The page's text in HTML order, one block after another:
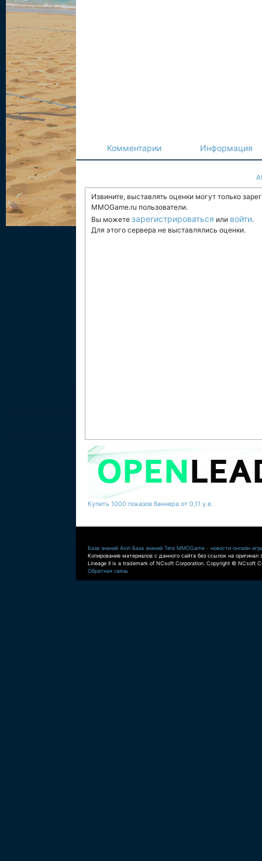
Комментарии Информация
Извините, выставлять оценки могут только
MMOGame.ru пользователи.
Вы можете зарегистрироваться или войти.
Для этого сервера не выставлялись оценки.
Купить 1000 показов баннера от 0,11 у.е.
База знаний Aion База знаний Tera MMOGame - новости онлайн
Копирование материалов с данного сайта без ссылок на оригинал
Lineage II is a trademark of NCsoft Corporation. Copyright © NCsoft
Обратная связь